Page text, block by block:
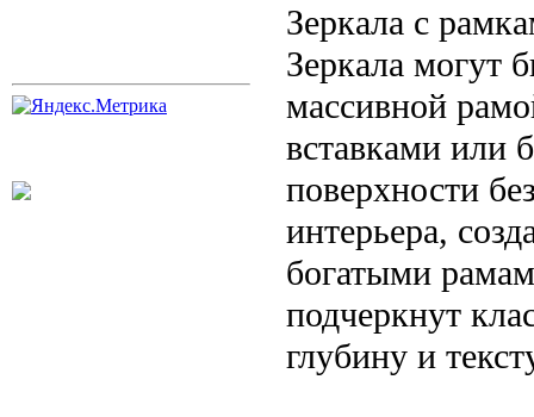
Зеркала с
Зеркала могут
массивной
вставками или
поверхности
интерьера,
богатыми
подчеркнут
глубину и